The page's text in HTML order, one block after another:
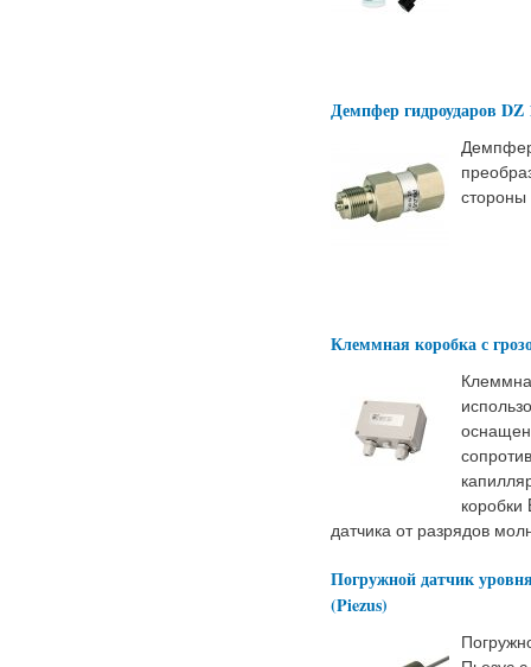
Демпфер гидроударов DZ
Клеммная коробка с
датчика от разрядов
Погружной датчик
(Piezus)